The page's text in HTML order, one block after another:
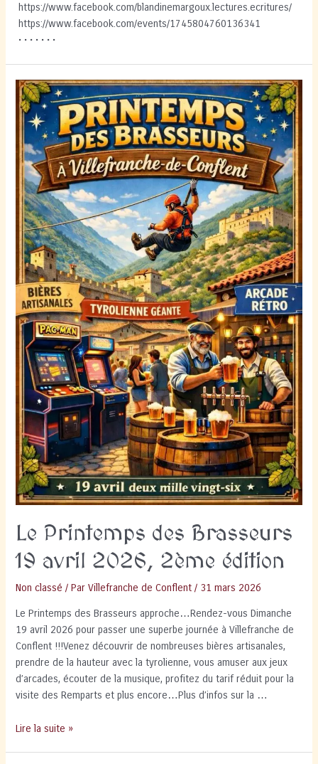
https://www.facebook.com/blandinemargoux.lectures.ecritures/
https://www.facebook.com/events/1745804760136341
• • • • • • •
Le Printemps des Brasseurs
19 avril 2026, 2ème édition
Non classé / ParVillefranche de Conflent / 31 mars 2026
Le Printemps des Brasseurs approche…Rendez-vous Dimanche
19 avril 2026 pour passer une superbe journée à Villefranche de
Conflent !!!Venez découvrir de nombreuses bières artisanales,
prendre de la hauteur avec la tyrolienne, vous amuser aux jeux
d’arcades, écouter de la musique, profitez du tarif réduit pour la
visite des Remparts et plus encore…Plus d’infos sur la …
Le
Lire la suite »